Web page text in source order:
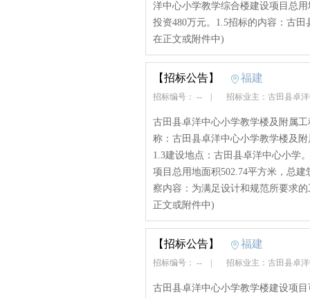
洋中心小学教学综合楼建设项目总
投资480万元。1.5招标的内容：古
在正文或附件中)
【招标公告】 福建
招标编号： -- 招标业主：古田县卓
古田县卓洋中心小学教学楼及附属
称：古田县卓洋中心小学教学楼及
1.3建设地点：古田县卓洋中心小学
项目总用地面积502.74平方米，总
察内容：为满足设计和规范所要求
正文或附件中)
【招标公告】 福建
招标编号： -- 招标业主：古田县卓
古田县卓洋中心小学教学楼建设项